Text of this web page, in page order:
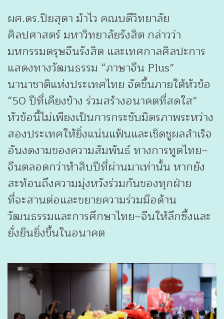
ผศ.ดร.ปิยสุดา ม้าไว คณบดีวิทยาลัย
ศิลปศาสตร์ มหาวิทยาลัยรังสิต กล่าวว่า
มหกรรมตรุษจีนรังสิต และเทศกาลศิลปะการ
แสดงทางวัฒนธรรม “ภาษาจีน Plus”
นานาชาติแห่งประเทศไทย จัดขึ้นภายใต้หัวข้อ
“50 ปีที่เคียงข้าง ร่วมสร้างอนาคตที่สดใส”
หัวข้อนี้ไม่เพียงเป็นการกระชับมิตรภาพระหว่าง
สองประเทศให้ยิ่งแน่นแฟ้นและเชิดชูผลสำเร็จ
อันงดงามของความสัมพันธ์ ทางการทูตไทย–
จีนตลอดกว่าห้าสิบปีที่ผ่านมาเท่านั้น หากยัง
สะท้อนถึงความมุ่งหวังร่วมกันของทุกฝ่าย
ที่จะสานต่อและขยายความร่วมมือด้าน
วัฒนธรรมและการศึกษาไทย–จีนให้ลึกซึ้งและ
ยั่งยืนยิ่งขึ้นในอนาคต